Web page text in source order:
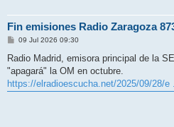
Fin emisiones Radio Zaragoza
M
n
a
j
e
09 Jul 2026 09:30
Radio Madrid, emisora principal de la
"apagará" la OM en octubre.
https://elradioescucha.net/2025/09/28/e